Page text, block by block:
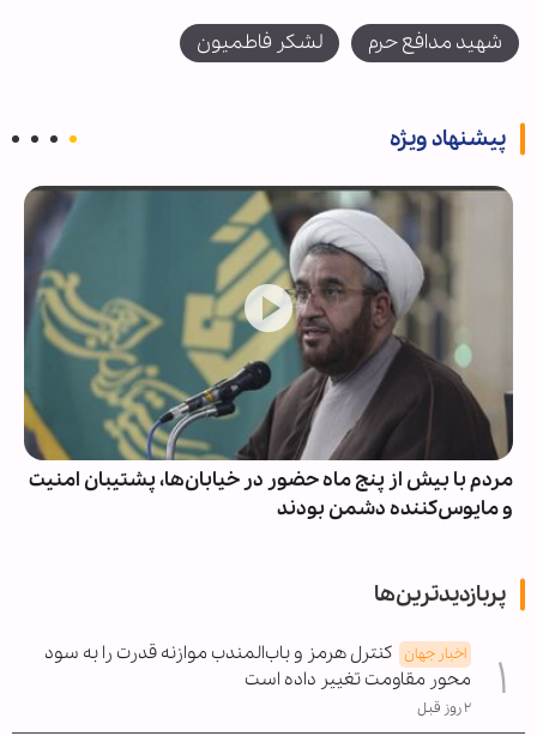
شهید مدافع حرم لشکر فاطمیون
پیشنهاد ویژه
مردم با بیش از پنج ماه حضور در خیابان‌ها، پشتیبان امنیت
و مایوس‌کننده دشمن بودند
پربازدیدترین‌ها
اخبار جهان کنترل هرمز و باب‌المندب موازنه قدرت را به سود
محور مقاومت تغییر داده است
۲ روز قبل